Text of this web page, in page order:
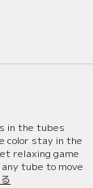
in the tubes
color stay in the
relaxing game
tube to move